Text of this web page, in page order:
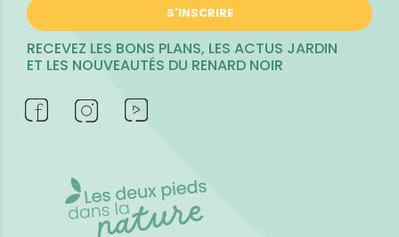
S'INSCRIRE
RECEVEZ LES BONS PLANS, LES ACTUS JARDIN
ET LES NOUVEAUTÉS DU RENARD NOIR